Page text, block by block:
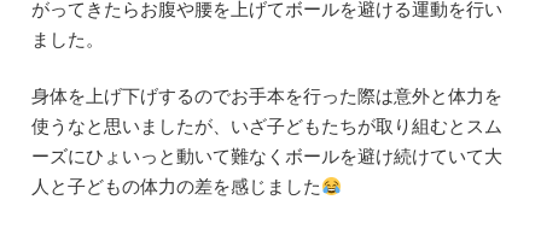
がってきたらお腹や腰を上げてボールを避ける運動を行い
ました。
身体を上げ下げするのでお手本を行った際は意外と体力を
使うなと思いましたが、いざ子どもたちが取り組むとスム
ーズにひょいっと動いて難なくボールを避け続けていて大
人と子どもの体力の差を感じました